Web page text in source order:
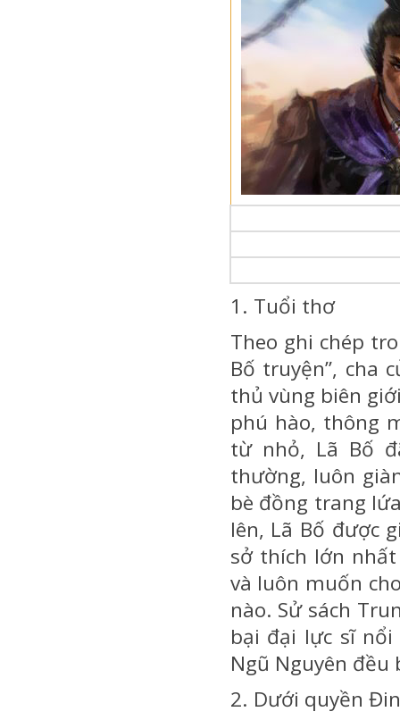
1. Tuổi thơ
Theo ghi chép
Bố truyện”, cha
thủ vùng biên
phú hào, thông
từ nhỏ, Lã Bố
thường, luôn
bè đồng trang
lên, Lã Bố được
sở thích lớn
và luôn muốn
nào. Sử sách
bại đại lực sĩ
Ngũ Nguyên
2. Dưới quyền